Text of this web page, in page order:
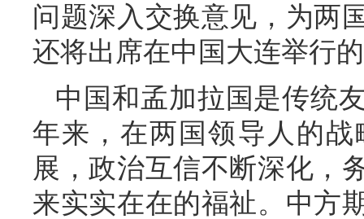
问题深入交换意见，为两
还将出席在中国大连举行
中国和孟加拉国是传统
年来，在两国领导人的
展，政治互信不断深化，
来实实在在的福祉。中方